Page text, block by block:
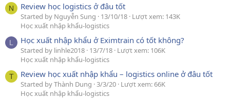
N Review học logistics ở đâu tốt
Started by Nguyễn Sung 13/10/18 Lượt xem: 143K
Học xuất nhập khẩu-logistics
L Học xuất nhập khẩu ở Eximtrain có tốt không?
Started by linhle2018 13/7/18 Lượt xem: 106K
Học xuất nhập khẩu-logistics
T Review học xuất nhập khẩu – logistics online ở đâu tốt
Started by Thành Dung 3/3/20 Lượt xem: 66K
Học xuất nhập khẩu-logistics